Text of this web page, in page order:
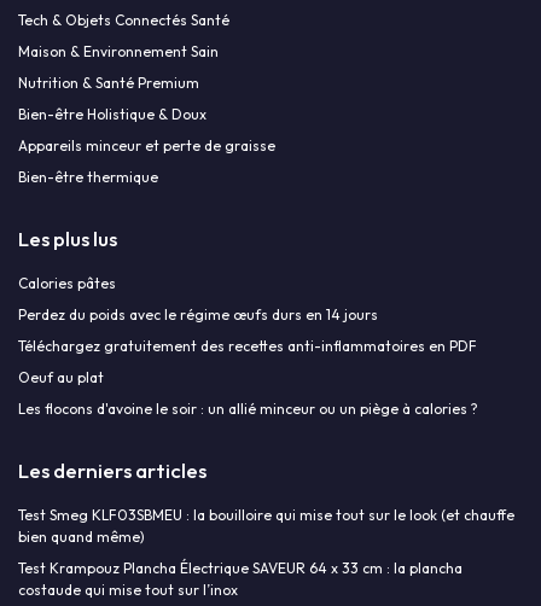
Tech & Objets Connectés Santé
Maison & Environnement Sain
Nutrition & Santé Premium
Bien-être Holistique & Doux
Appareils minceur et perte de graisse
Bien-être thermique
Les plus lus
Calories pâtes
Perdez du poids avec le régime œufs durs en 14 jours
Téléchargez gratuitement des recettes anti-inflammatoires en PDF
Oeuf au plat
Les flocons d'avoine le soir : un allié minceur ou un piège à calories ?
Les derniers articles
Test Smeg KLF03SBMEU : la bouilloire qui mise tout sur le look (et chauffe
bien quand même)
Test Krampouz Plancha Électrique SAVEUR 64 x 33 cm : la plancha
costaude qui mise tout sur l’inox